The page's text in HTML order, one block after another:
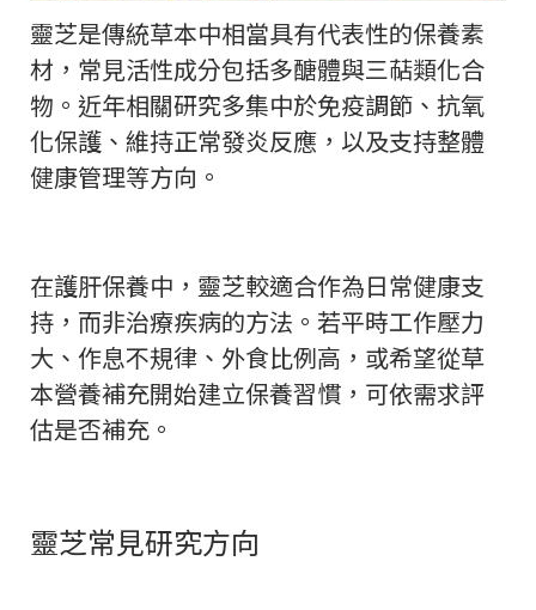
靈芝是傳統草本中相當具有代表性的保養素
材，常見活性成分包括多醣體與三萜類化合
物。近年相關研究多集中於免疫調節、抗氧
化保護、維持正常發炎反應，以及支持整體
健康管理等方向。
在護肝保養中，靈芝較適合作為日常健康支
持，而非治療疾病的方法。若平時工作壓力
大、作息不規律、外食比例高，或希望從草
本營養補充開始建立保養習慣，可依需求評
估是否補充。
靈芝常見研究方向